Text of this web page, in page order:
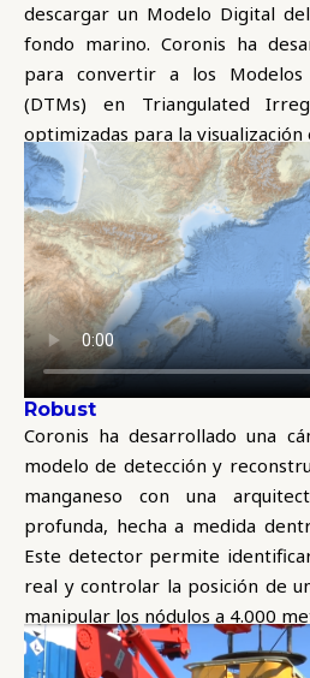
descargar un Modelo Digital
fondo marino. Coronis ha
para convertir a los
(DTMs) en Triangulated
optimizadas para la
Robust
Coronis ha desarrollado una
modelo de detección y
manganeso con una
profunda, hecha a medida
Este detector permite
real y controlar la posición de
manipular los nódulos a 4.000